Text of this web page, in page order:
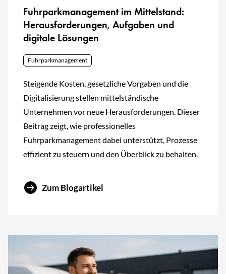
Fuhrparkmanagement im Mittelstand:
Herausforderungen, Aufgaben und
digitale Lösungen
Fuhrparkmanagement
Steigende Kosten, gesetzliche Vorgaben und die
Digitalisierung stellen mittelständische
Unternehmen vor neue Herausforderungen. Dieser
Beitrag zeigt, wie professionelles
Fuhrparkmanagement dabei unterstützt, Prozesse
effizient zu steuern und den Überblick zu behalten.
Zum Blogartikel